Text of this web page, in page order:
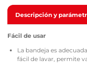
Descripción y
Fácil de usar
La bandeja es
fácil de lavar, permite